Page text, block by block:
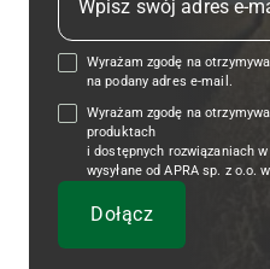
Wyrażam zgodę na
na podany adres e-mail.
Wyrażam zgodę na
produktach
i dostępnych rozwiązaniach
wysyłane od APRA sp. z o.o.